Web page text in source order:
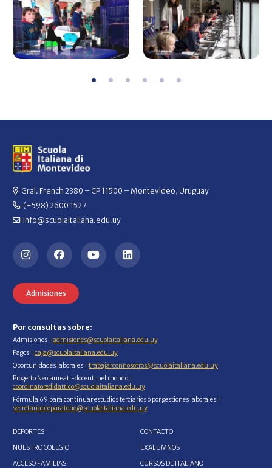
Gral. French 2380 – CP 11500 – Montevideo, Uruguay
(+598) 2600 1527
info@scuolaitaliana.edu.uy
Admisiones
Por consultas sobre:
Admisiones | admisiones@scuolaitaliana.edu.uy
Pagos | caja@scuolaitaliana.edu.uy
Oportunidades laborales | trabajarconnosotros@scuolaitaliana.edu.uy
Progetto Neolaureati-docenti nel mondo |
coordinatoredidattico@scuolaitaliana.edu.uy
Fórmula 69 para continuar estudios terciarios o por gestiones laborales |
secretariapreparatorio@scuolaitaliana.edu.uy
DEPORTES
NUESTRO COLEGIO
ACCESO FAMILIAS
CONTACTO
EXALUMNOS
CURSOS DE ITALIANO